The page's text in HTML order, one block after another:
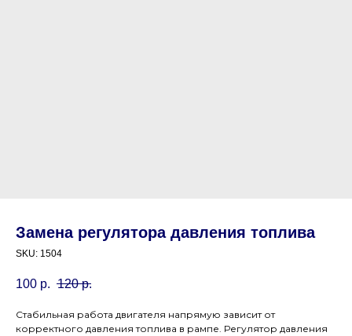
Замена регулятора давления топлива
SKU: 1504
100 р. 120 р.
Стабильная работа двигателя напрямую зависит от
корректного давления топлива в рампе. Регулятор давления